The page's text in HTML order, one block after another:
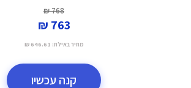
768 ₪
763 ₪
מחיר באילת: 646.61 ₪
קנה עכשיו